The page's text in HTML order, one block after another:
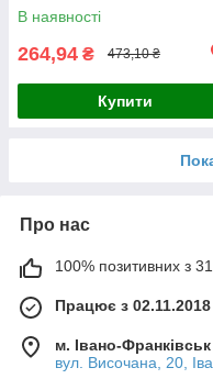
В наявності
264,94 ₴ 473,10 ₴
Купити
Про нас
100% позитивних з 31
Працює з 02.11.2018
м. Івано-Франківськ
вул. Височана, 20,